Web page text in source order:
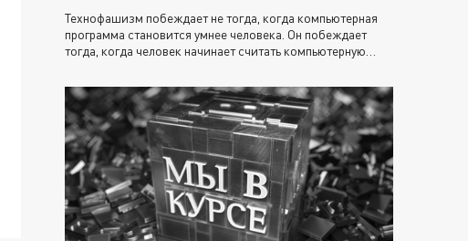
Технофашизм побеждает не тогда, когда компьютерная
программа становится умнее человека. Он побеждает
тогда, когда человек начинает считать компьютерную